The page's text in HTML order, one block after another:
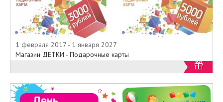
1 февраля 2017 - 1 января 2027
Магазин ДЕТКИ - Подарочные карты